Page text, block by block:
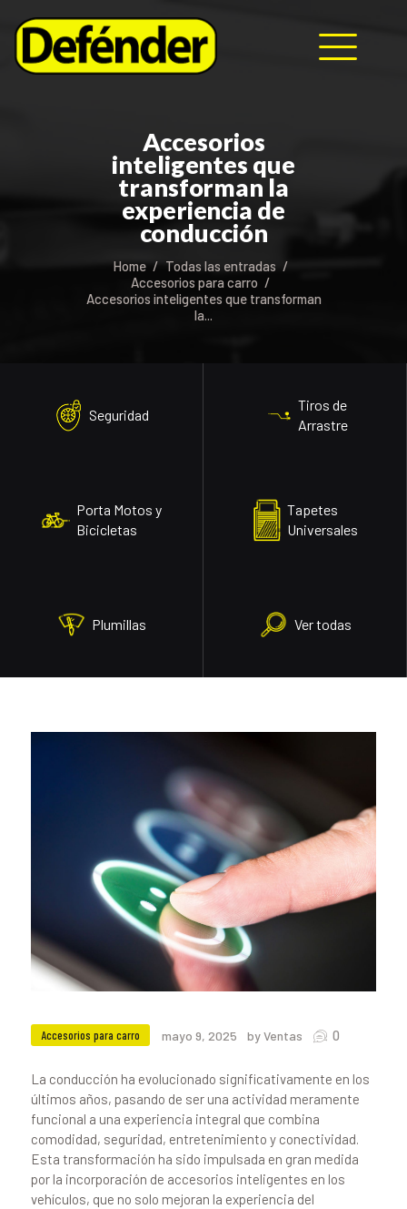
Accesorios
inteligentes que
transforman la
experiencia de
conducción
Home
Todas las entradas
Accesorios para carro
Accesorios inteligentes que transforman
la...
Seguridad
Tiros de
Arrastre
Porta Motos y
Bicicletas
Tapetes
Universales
Plumillas Ver todas
NOSOTROS
PRODUCTOS
MANUALES
RECURSOS
CONTACTO
Accesorios para carro mayo 9, 2025 by Ventas 0
La conducción ha evolucionado significativamente en los
últimos años, pasando de ser una actividad meramente
funcional a una experiencia integral que combina
comodidad, seguridad, entretenimiento y conectividad.
Esta transformación ha sido impulsada en gran medida
por la incorporación de accesorios inteligentes en los
vehículos, que no solo mejoran la experiencia del